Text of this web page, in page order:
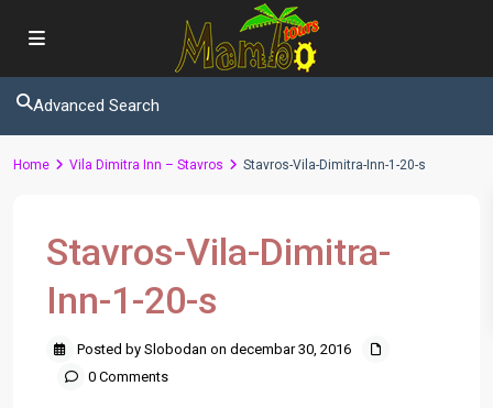
Advanced Search
Home Vila Dimitra Inn – Stavros Stavros-Vila-Dimitra-Inn-1-20-s
Stavros-Vila-Dimitra-
Inn-1-20-s
Posted by Slobodan on decembar 30, 2016
0 Comments